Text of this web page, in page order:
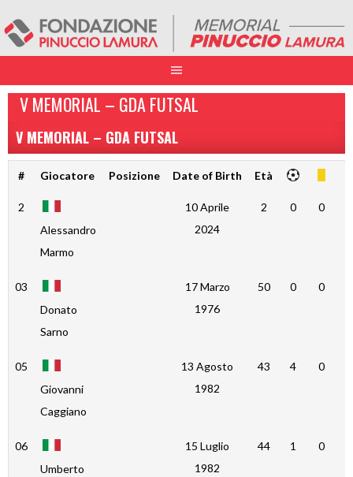
V MEMORIAL – GDA FUTSAL
V MEMORIAL – GDA FUTSAL
# Giocatore Posizione Date of Birth Età
2
Alessandro
Marmo
10 Aprile
2024
2 0 0
03
Donato
Sarno
17 Marzo
1976
50 0 0
05
Giovanni
Caggiano
13 Agosto
1982
43 4 0
06
Umberto
15 Luglio
1982
44 1 0